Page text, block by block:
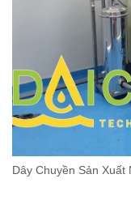
Dây Chuyền Sản